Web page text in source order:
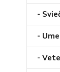
-
-
-